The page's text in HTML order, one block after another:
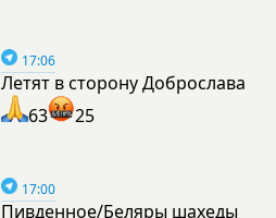
17:06
Летят в сторону Доброслава
63
25
17:00
Пивденное/Беляры шахеды